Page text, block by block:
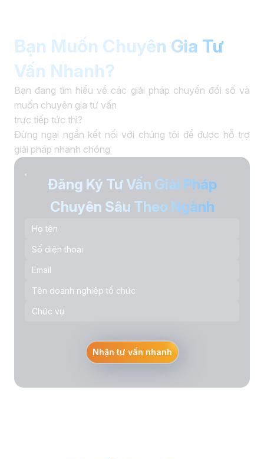
Bạn Muốn Chuyên Gia Tư
Vấn Nhanh?
Bạn đang tìm hiểu về các giải pháp chuyển đổi số và
muốn chuyên gia tư vấn
trực tiếp tức thì?
Đừng ngại ngần kết nối với chúng tôi để được hỗ trợ
giải pháp nhanh chóng
Đăng Ký Tư Vấn Giải Pháp
Chuyên Sâu Theo Ngành
Nhận tư vấn nhanh